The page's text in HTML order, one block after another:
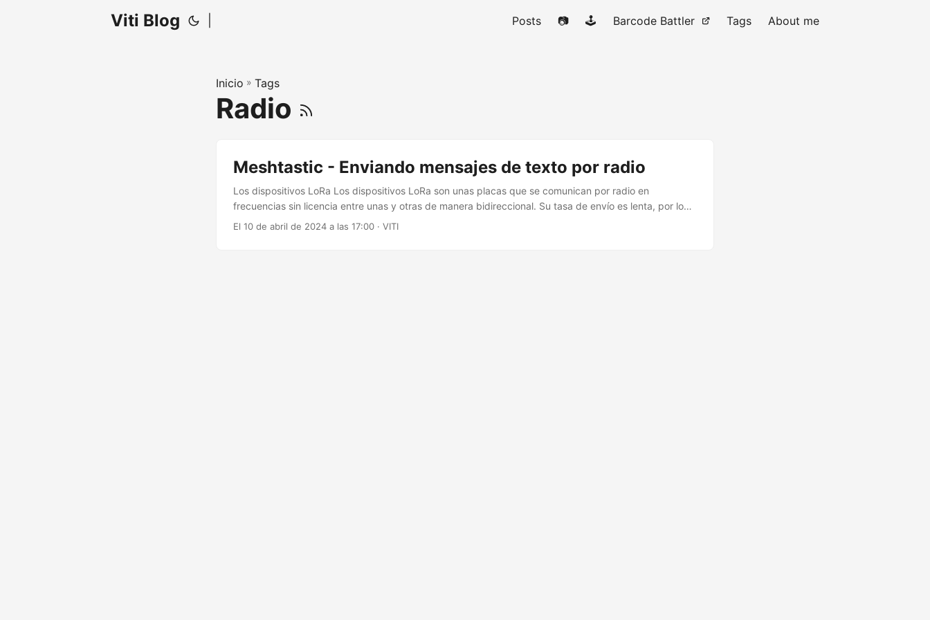
Viti Blog Posts 📷 🕹️ Barcode Battler Tags About me
Inicio » Tags
Radio
Meshtastic - Enviando mensajes de texto por radio
Los dispositivos LoRa Los dispositivos LoRa son unas placas que se comunican por radio en
frecuencias sin licencia entre unas y otras de manera bidireccional. Su tasa de envío es lenta, por lo
que sirven para mandar cierta información con poca cadencia, todo ello con muy bajo consumo,
El 10 de abril de 2024 a las 17:00 · VITI